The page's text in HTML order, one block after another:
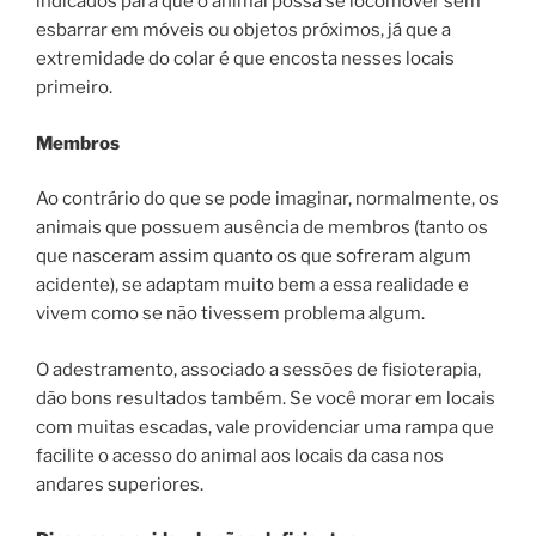
esbarrar em móveis ou objetos próximos, já que a
extremidade do colar é que encosta nesses locais
primeiro.
Membros
Ao contrário do que se pode imaginar, normalmente, os
animais que possuem ausência de membros (tanto os
que nasceram assim quanto os que sofreram algum
acidente), se adaptam muito bem a essa realidade e
vivem como se não tivessem problema algum.
O adestramento, associado a sessões de fisioterapia,
dão bons resultados também. Se você morar em locais
com muitas escadas, vale providenciar uma rampa que
facilite o acesso do animal aos locais da casa nos
andares superiores.